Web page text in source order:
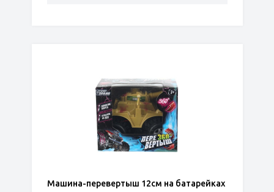
Машина-перевертыш 12см на батарейках